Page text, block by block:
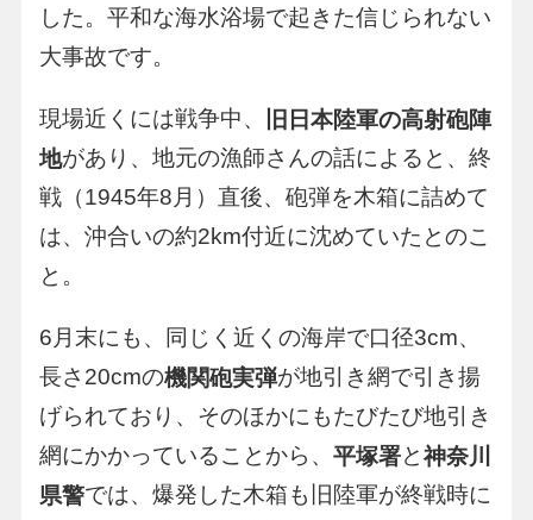
した。平和な海水浴場で起きた信じられない
大事故です。
現場近くには戦争中、
旧日本陸軍の高射砲陣
地があり、地元の漁師さんの話によると、終
戦（1945年8月）直後、砲弾を木箱に詰めて
は、沖合いの約2km付近に沈めていたとのこ
と。
6月末にも、同じく近くの海岸で口径3cm、
長さ20cmの機関砲実弾が地引き網で引き揚
げられており、そのほかにもたびたび地引き
網にかかっていることから、 平塚署と神奈川
県警では、爆発した木箱も旧陸軍が終戦時に